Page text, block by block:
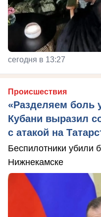
сегодня в 13:27
Происшествия
«Разделяем боль
Кубани выразил
с атакой на
Беспилотники убили
Нижнекамске